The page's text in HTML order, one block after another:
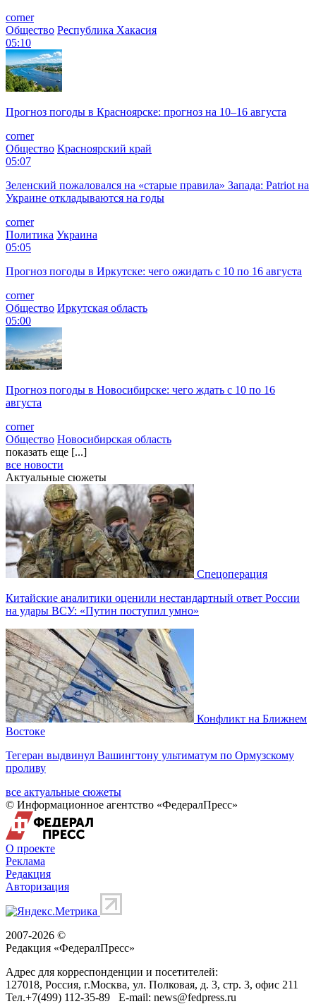
corner
Общество Республика Хакасия
05:10
Прогноз погоды в Красноярске: прогноз на 10–16 августа
corner
Общество Красноярский край
05:07
Зеленский пожаловался на «старые правила» Запада: Patriot на
Украине откладываются на годы
corner
Политика Украина
05:05
Прогноз погоды в Иркутске: чего ожидать с 10 по 16 августа
corner
Общество Иркутская область
05:00
Прогноз погоды в Новосибирске: чего ждать с 10 по 16
августа
corner
Общество Новосибирская область
показать еще [...]
все новости
Актуальные сюжеты
Спецоперация
Китайские аналитики оценили нестандартный ответ России
на удары ВСУ: «Путин поступил умно»
Конфликт на Ближнем
Востоке
Тегеран выдвинул Вашингтону ультиматум по Ормузскому
проливу
все актуальные сюжеты
© Информационное агентство «ФедералПресс»
О проекте
Реклама
Редакция
Авторизация
2007-2026 ©
Редакция «ФедералПресс»
Адрес для корреспонденции и посетителей:
127018, Россия, г.Москва, ул. Полковая, д. 3, стр. 3, офис 211
Тел.+7(499) 112-35-89 E-mail: news@fedpress.ru